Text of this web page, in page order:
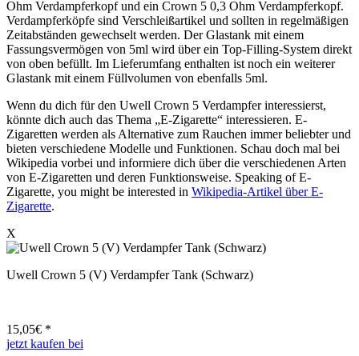
Ohm Verdampferkopf und ein Crown 5 0,3 Ohm Verdampferkopf.
Verdampferköpfe sind Verschleißartikel und sollten in regelmäßigen
Zeitabständen gewechselt werden. Der Glastank mit einem
Fassungsvermögen von 5ml wird über ein Top-Filling-System direkt
von oben befüllt. Im Lieferumfang enthalten ist noch ein weiterer
Glastank mit einem Füllvolumen von ebenfalls 5ml.
Wenn du dich für den Uwell Crown 5 Verdampfer interessierst,
könnte dich auch das Thema „E-Zigarette“ interessieren. E-
Zigaretten werden als Alternative zum Rauchen immer beliebter und
bieten verschiedene Modelle und Funktionen. Schau doch mal bei
Wikipedia vorbei und informiere dich über die verschiedenen Arten
von E-Zigaretten und deren Funktionsweise. Speaking of E-
Zigarette, you might be interested in Wikipedia-Artikel über E-
Zigarette.
X
Uwell Crown 5 (V) Verdampfer Tank (Schwarz)
15,05€ *
jetzt kaufen bei